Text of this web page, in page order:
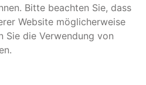
Bitte beachten Sie, dass
Website möglicherweise
Sie die Verwendung von